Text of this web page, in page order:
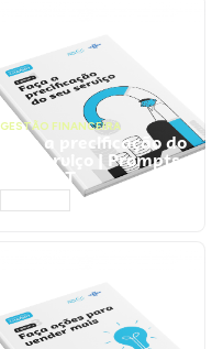
GESTÃO FINANCEIRA
Faça a precificação do
seu serviço | Prompts
ChatGPT